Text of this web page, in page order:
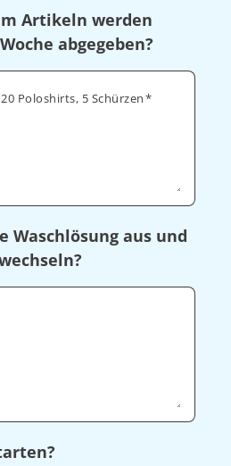
Artikeln werden
abgegeben?
Poloshirts, 5 Schürzen
Waschlösung aus und